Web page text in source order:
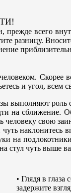
всего
разницу.
Скорее
и угол,
выполняют роль
на сближение.
свою
чуть
на
стул чуть выше
• Глядя в
задержите